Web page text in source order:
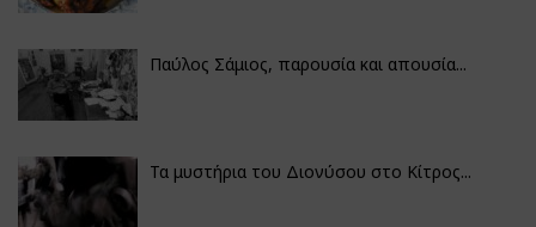
Παύλος Σάμιος, παρουσία και απουσία...
Τα μυστήρια του Διονύσου στο Κίτρος...